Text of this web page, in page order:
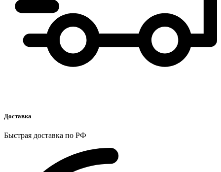
Доставка
Быстрая доставка по РФ